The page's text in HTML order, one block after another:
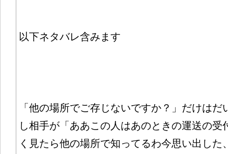
以下ネタバレ含みます
「他の場所でご存じないですか？」だけは
し相手が「ああこの人はあのときの運送の受
く見たら他の場所で知ってるわ今思い出した